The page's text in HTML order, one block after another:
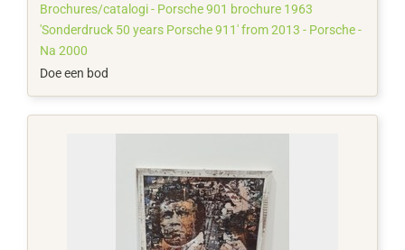
Brochures/catalogi - Porsche 901 brochure 1963
'Sonderdruck 50 years Porsche 911' from 2013 - Porsche -
Na 2000
Doe een bod